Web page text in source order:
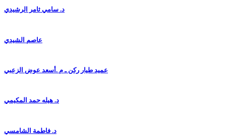
د. سامي ثامر الرشيدي
عاصم الشيدي
عميد طيار ركن ـ م .أسعد عوض الزعبي
د. هيله حمد المكيمي
د. فاطمة الشامسي